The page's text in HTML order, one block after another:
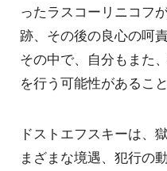
ったラスコーリニコフ
跡、その後の良心の呵
その中で、自分もまた
を行う可能性があるこ
ドストエフスキーは、
まざまな境遇、犯行の